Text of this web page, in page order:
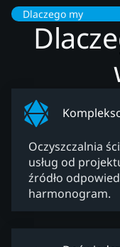
Dlaczego my
Oczyszczalnia
usług od
źródło
harmonogram.